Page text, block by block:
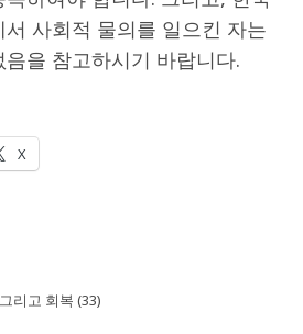
사회적 물의를 일으킨 자는
을 참고하시기 바랍니다.
X
리고 회복 (33)